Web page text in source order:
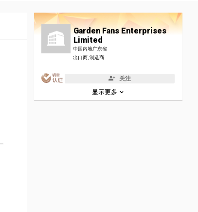
Garden Fans Enterprises
Limited
中国内地广东省
出口商, 制造商
关注
显示更多